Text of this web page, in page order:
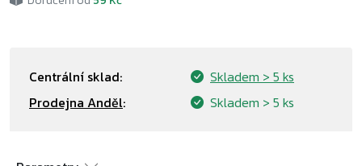
Centrální sklad: Skladem > 5 ks
Prodejna Anděl: Skladem > 5 ks